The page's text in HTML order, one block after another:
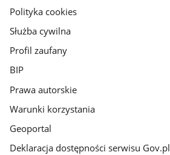
gov.pl
Polityka cookies
Służba cywilna
Profil zaufany
BIP
Prawa autorskie
Warunki korzystania
Geoportal
Deklaracja dostępności serwisu Gov.pl